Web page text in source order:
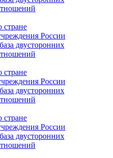
России
двусторонних
России
двусторонних
России
двусторонних